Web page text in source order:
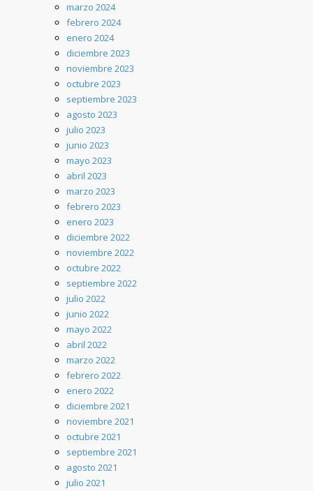
marzo 2024
febrero 2024
enero 2024
diciembre 2023
noviembre 2023
octubre 2023
septiembre 2023
agosto 2023
julio 2023
junio 2023
mayo 2023
abril 2023
marzo 2023
febrero 2023
enero 2023
diciembre 2022
noviembre 2022
octubre 2022
septiembre 2022
julio 2022
junio 2022
mayo 2022
abril 2022
marzo 2022
febrero 2022
enero 2022
diciembre 2021
noviembre 2021
octubre 2021
septiembre 2021
agosto 2021
julio 2021